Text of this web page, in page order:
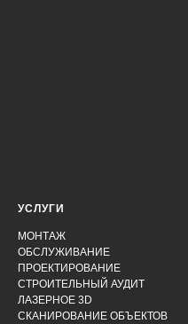
УСЛУГИ
МОНТАЖ
ОБСЛУЖИВАНИЕ
ПРОЕКТИРОВАНИЕ
СТРОИТЕЛЬНЫЙ АУДИТ
ЛАЗЕРНОЕ 3D
СКАНИРОВАНИЕ ОБЪЕКТОВ